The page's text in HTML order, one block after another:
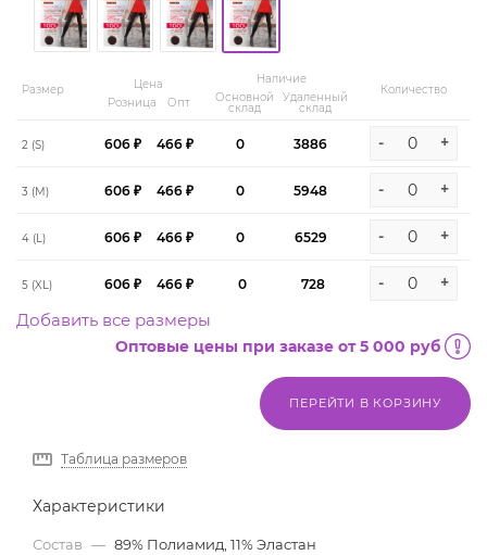
Размер
Цена
Розница
Опт
Наличие
Основной
склад
Удаленный
склад
Количество
2 (S) 606 ₽ 466 ₽ 0 3886 - +
3 (M) 606 ₽ 466 ₽ 0 5948 - +
4 (L) 606 ₽ 466 ₽ 0 6529 - +
5 (XL) 606 ₽ 466 ₽ 0 728 - +
Добавить все размеры
Оптовые цены при заказе от 5 000 руб
ПЕРЕЙТИ В КОРЗИНУ
Таблица размеров
Характеристики
Состав — 89% Полиамид, 11% Эластан